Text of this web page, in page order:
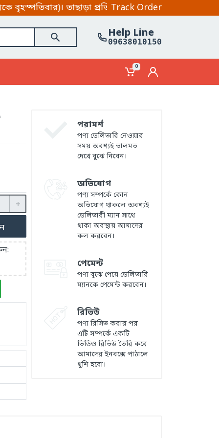
তাছাড়া প্রতিদিন হোয়াটসআপ ও মেসেন্জার
Track Order
Help Line
09638010150
0
পরামর্শ
পণ্য ডেলিভারি নেওয়ার
সময় অবশ্যই ভালমত
দেখে বুঝে নিবেন।
অভিযোগ
পণ্য সম্পর্কে কোন
অভিযোগ থাকলে অবশ্যই
ডেলিভারী ম্যান সাথে
থাকা অবস্থায় আমাদের
কল করবেন।
পেমেন্ট
পণ্য বুঝে পেয়ে ডেলিভারি
ম্যানকে পেমেন্ট করবেন।
রিভিউ
পণ্য রিসিভ করার পর
এটি সম্পর্কে একটি
ভিডিও রিভিউ তৈরি করে
আমাদের ইনবক্সে পাঠালে
খুশি হবো।